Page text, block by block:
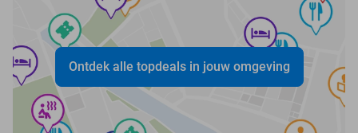
Ontdek alle topdeals in jouw omgeving